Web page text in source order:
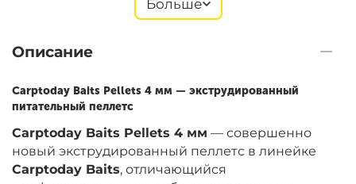
‍899‍ ₽ ‍1 058‍₽ +
−
Больше
Описание
Carptoday Baits Pellets 4 мм — экструдированный
питательный пеллетс
Carptoday Baits Pellets 4 мм — совершенно
новый экструдированный пеллетс в линейке
Carptoday Baits, отличающийся